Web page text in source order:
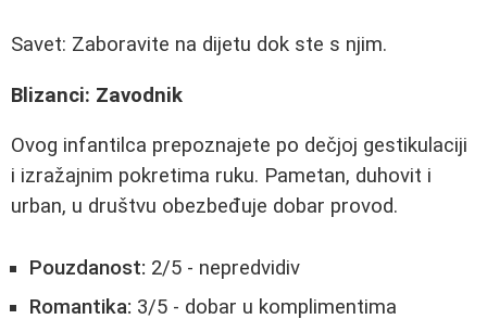
Savet: Zaboravite na dijetu dok ste s njim.
Blizanci: Zavodnik
Ovog infantilca prepoznajete po dečjoj gestikulaciji
i izražajnim pokretima ruku. Pametan, duhovit i
urban, u društvu obezbeđuje dobar provod.
Pouzdanost: 2/5 - nepredvidiv
Romantika: 3/5 - dobar u komplimentima